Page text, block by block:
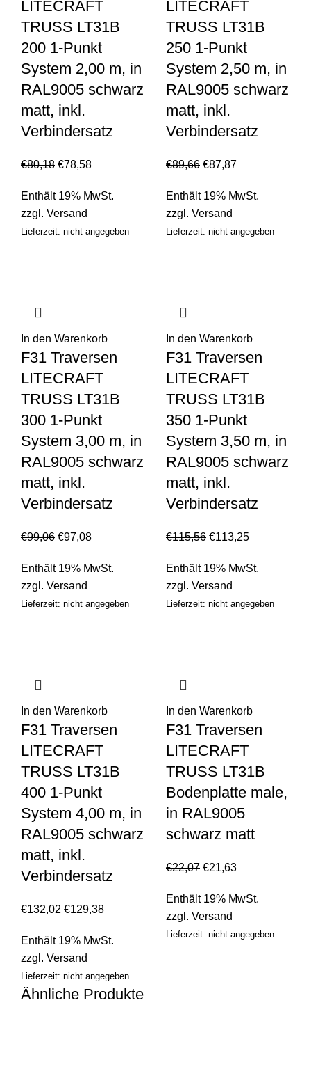
LITECRAFT
TRUSS LT31B
200 1-Punkt
System 2,00 m, in
RAL9005 schwarz
matt, inkl.
Verbindersatz
€80,18 €78,58
Enthält 19% MwSt.
zzgl. Versand
Lieferzeit: nicht angegeben
LITECRAFT
TRUSS LT31B
250 1-Punkt
System 2,50 m, in
RAL9005 schwarz
matt, inkl.
Verbindersatz
€89,66 €87,87
Enthält 19% MwSt.
zzgl. Versand
Lieferzeit: nicht angegeben
In den Warenkorb
F31 Traversen
LITECRAFT
TRUSS LT31B
300 1-Punkt
System 3,00 m, in
RAL9005 schwarz
matt, inkl.
Verbindersatz
€99,06 €97,08
Enthält 19% MwSt.
zzgl. Versand
Lieferzeit: nicht angegeben
In den Warenkorb
F31 Traversen
LITECRAFT
TRUSS LT31B
350 1-Punkt
System 3,50 m, in
RAL9005 schwarz
matt, inkl.
Verbindersatz
€115,56 €113,25
Enthält 19% MwSt.
zzgl. Versand
Lieferzeit: nicht angegeben
In den Warenkorb
F31 Traversen
LITECRAFT
TRUSS LT31B
400 1-Punkt
System 4,00 m, in
RAL9005 schwarz
matt, inkl.
Verbindersatz
€132,02 €129,38
Enthält 19% MwSt.
zzgl. Versand
Lieferzeit: nicht angegeben
In den Warenkorb
F31 Traversen
LITECRAFT
TRUSS LT31B
Bodenplatte male,
in RAL9005
schwarz matt
€22,07 €21,63
Enthält 19% MwSt.
zzgl. Versand
Lieferzeit: nicht angegeben
Ähnliche Produkte